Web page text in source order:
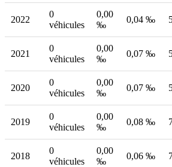
2022
0
véhicules
0,00
‰
0,04 ‰
2021
0
véhicules
0,00
‰
0,07 ‰
2020
0
véhicules
0,00
‰
0,07 ‰
2019
0
véhicules
0,00
‰
0,08 ‰
2018
0
véhicules
0,00
‰
0,06 ‰